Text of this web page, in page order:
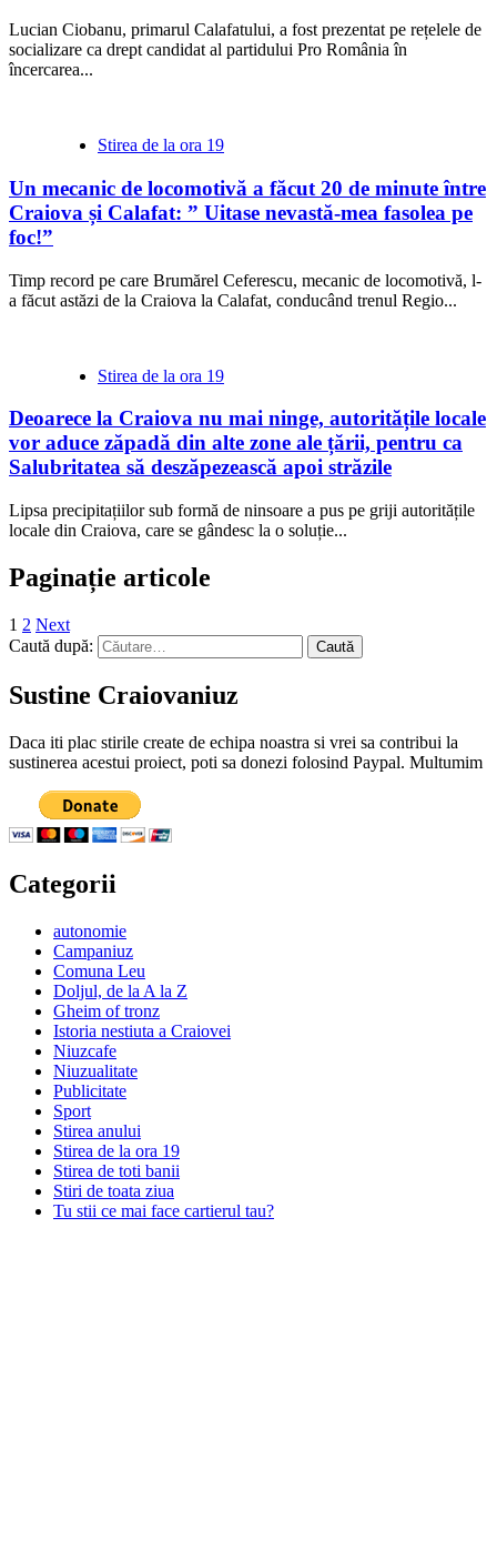
Lucian Ciobanu, primarul Calafatului, a fost prezentat pe rețelele de
socializare ca drept candidat al partidului Pro România în
încercarea...
Stirea de la ora 19
Un mecanic de locomotivă a făcut 20 de minute între
Craiova și Calafat: ” Uitase nevastă-mea fasolea pe
foc!”
Timp record pe care Brumărel Ceferescu, mecanic de locomotivă, l-
a făcut astăzi de la Craiova la Calafat, conducând trenul Regio...
Stirea de la ora 19
Deoarece la Craiova nu mai ninge, autoritățile locale
vor aduce zăpadă din alte zone ale țării, pentru ca
Salubritatea să deszăpezească apoi străzile
Lipsa precipitațiilor sub formă de ninsoare a pus pe griji autoritățile
locale din Craiova, care se gândesc la o soluție...
Paginație articole
1 2 Next
Caută după:
Sustine Craiovaniuz
Daca iti plac stirile create de echipa noastra si vrei sa contribui la
sustinerea acestui proiect, poti sa donezi folosind Paypal. Multumim
Categorii
autonomie
Campaniuz
Comuna Leu
Doljul, de la A la Z
Gheim of tronz
Istoria nestiuta a Craiovei
Niuzcafe
Niuzualitate
Publicitate
Sport
Stirea anului
Stirea de la ora 19
Stirea de toti banii
Stiri de toata ziua
Tu stii ce mai face cartierul tau?